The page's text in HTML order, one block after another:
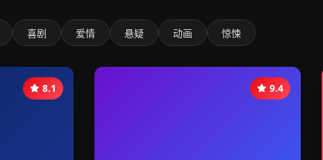
喜剧 爱情 悬疑 动画 惊悚
8.1 9.4